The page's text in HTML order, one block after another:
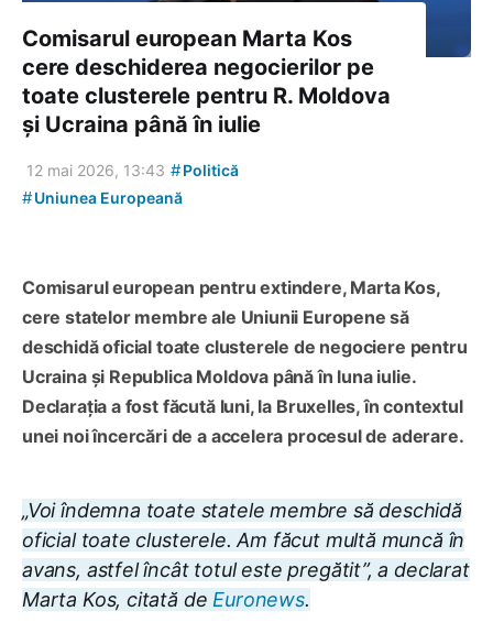
Comisarul european Marta Kos
cere deschiderea negocierilor pe
toate clusterele pentru R. Moldova
și Ucraina până în iulie
12 mai 2026, 13:43 #Politică
#Uniunea Europeană
Comisarul european pentru extindere, Marta Kos,
cere statelor membre ale Uniunii Europene să
deschidă oficial toate clusterele de negociere pentru
Ucraina și Republica Moldova până în luna iulie.
Declarația a fost făcută luni, la Bruxelles, în contextul
unei noi încercări de a accelera procesul de aderare.
„Voi îndemna toate statele membre să deschidă
oficial toate clusterele. Am făcut multă muncă în
avans, astfel încât totul este pregătit”, a declarat
Marta Kos, citată de Euronews.